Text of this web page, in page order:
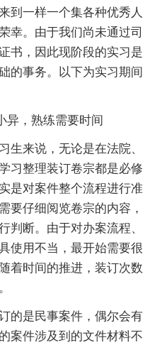
到一样一个集各种优秀人
幸。由于我们尚未通过司
书，因此现阶段的实习是
的事务。以下为实习期间
，熟练需要时间
来说，无论是在法院、
习整理装订卷宗都是必修
是对案件整个流程进行准
要仔细阅览卷宗的内容，
判断。由于对办案流程、
使用不当，最开始需要很
着时间的推进，装订次数
是民事案件，偶尔会有
案件涉及到的文件材料不